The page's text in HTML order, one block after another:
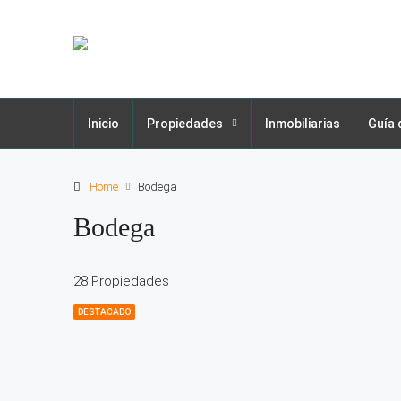
Inicio Propiedades Inmobiliarias Guía
Home Bodega
Bodega
28 Propiedades
DESTACADO